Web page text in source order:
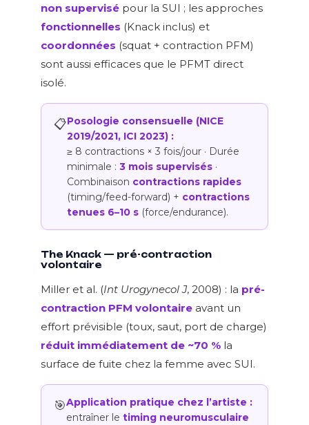
non supervisé pour la SUI ; les approches
fonctionnelles (Knack inclus) et
coordonnées (squat + contraction PFM)
sont aussi efficaces que le PFMT direct
isolé.
📋Posologie consensuelle (NICE
2019/2021, ICI 2023) :
≥ 8 contractions × 3 fois/jour · Durée
minimale : 3 mois supervisés ·
Combinaison contractions rapides
(timing/feed-forward) + contractions
tenues 6–10 s (force/endurance).
The Knack — pré-contraction
volontaire
Miller et al. (Int Urogynecol J, 2008) : la pré-
contraction PFM volontaire avant un
effort prévisible (toux, saut, port de charge)
réduit immédiatement de ~70 % la
surface de fuite chez la femme avec SUI.
🎯Application pratique chez l’artiste :
entraîner le timing neuromusculaire